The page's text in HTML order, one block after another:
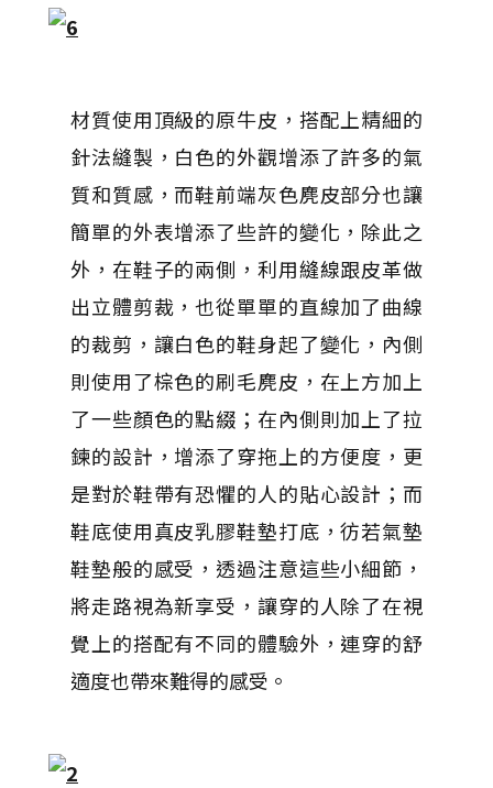
材質使用頂級的原牛皮，搭配上精細的
針法縫製，白色的外觀增添了許多的氣
質和質感，而鞋前端灰色麂皮部分也讓
簡單的外表增添了些許的變化，除此之
外，在鞋子的兩側，利用縫線跟皮革做
出立體剪裁，也從單單的直線加了曲線
的裁剪，讓白色的鞋身起了變化，內側
則使用了棕色的刷毛麂皮，在上方加上
了一些顏色的點綴；在內側則加上了拉
鍊的設計，增添了穿拖上的方便度，更
是對於鞋帶有恐懼的人的貼心設計；而
鞋底使用真皮乳膠鞋墊打底，彷若氣墊
鞋墊般的感受，透過注意這些小細節，
將走路視為新享受，讓穿的人除了在視
覺上的搭配有不同的體驗外，連穿的舒
適度也帶來難得的感受。